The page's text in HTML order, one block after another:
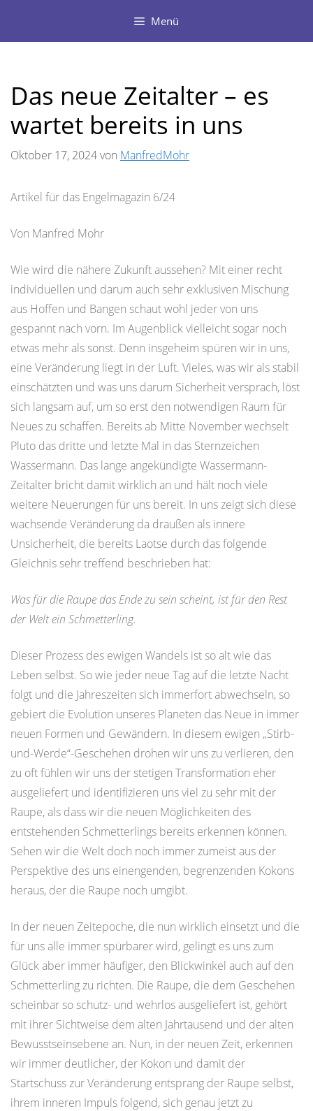
Menü
Das neue Zeitalter – es
wartet bereits in uns
Oktober 17, 2024von ManfredMohr
Artikel für das Engelmagazin 6/24
Von Manfred Mohr
Wie wird die nähere Zukunft aussehen? Mit einer recht
individuellen und darum auch sehr exklusiven Mischung
aus Hoffen und Bangen schaut wohl jeder von uns
gespannt nach vorn. Im Augenblick vielleicht sogar noch
etwas mehr als sonst. Denn insgeheim spüren wir in uns,
eine Veränderung liegt in der Luft. Vieles, was wir als stabil
einschätzten und was uns darum Sicherheit versprach, löst
sich langsam auf, um so erst den notwendigen Raum für
Neues zu schaffen. Bereits ab Mitte November wechselt
Pluto das dritte und letzte Mal in das Sternzeichen
Wassermann. Das lange angekündigte Wassermann-
Zeitalter bricht damit wirklich an und hält noch viele
weitere Neuerungen für uns bereit. In uns zeigt sich diese
wachsende Veränderung da draußen als innere
Unsicherheit, die bereits Laotse durch das folgende
Gleichnis sehr treffend beschrieben hat:
Was für die Raupe das Ende zu sein scheint, ist für den Rest
der Welt ein Schmetterling.
Dieser Prozess des ewigen Wandels ist so alt wie das
Leben selbst. So wie jeder neue Tag auf die letzte Nacht
folgt und die Jahreszeiten sich immerfort abwechseln, so
gebiert die Evolution unseres Planeten das Neue in immer
neuen Formen und Gewändern. In diesem ewigen „Stirb-
und-Werde“-Geschehen drohen wir uns zu verlieren, den
zu oft fühlen wir uns der stetigen Transformation eher
ausgeliefert und identifizieren uns viel zu sehr mit der
Raupe, als dass wir die neuen Möglichkeiten des
entstehenden Schmetterlings bereits erkennen können.
Sehen wir die Welt doch noch immer zumeist aus der
Perspektive des uns einengenden, begrenzenden Kokons
heraus, der die Raupe noch umgibt.
In der neuen Zeitepoche, die nun wirklich einsetzt und die
für uns alle immer spürbarer wird, gelingt es uns zum
Glück aber immer häufiger, den Blickwinkel auch auf den
Schmetterling zu richten. Die Raupe, die dem Geschehen
scheinbar so schutz- und wehrlos ausgeliefert ist, gehört
mit ihrer Sichtweise dem alten Jahrtausend und der alten
Bewusstseinsebene an. Nun, in der neuen Zeit, erkennen
wir immer deutlicher, der Kokon und damit der
Startschuss zur Veränderung entsprang der Raupe selbst,
ihrem inneren Impuls folgend, sich genau jetzt zu